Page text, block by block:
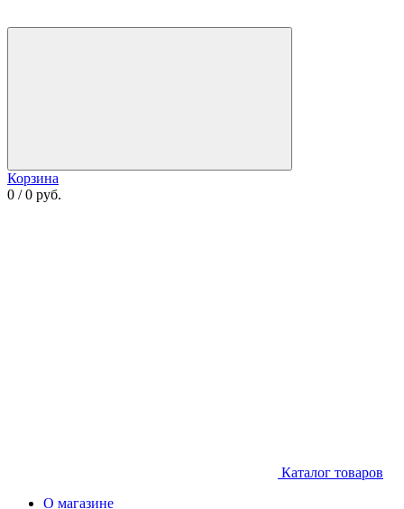
Корзина
0 / 0 руб.
Каталог товаров
О магазине